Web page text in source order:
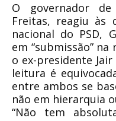
O governador
Freitas, reagiu às
nacional do PSD,
em “submissão”
o ex-presidente
leitura é
entre ambos se
não em hierarquia
“Não tem